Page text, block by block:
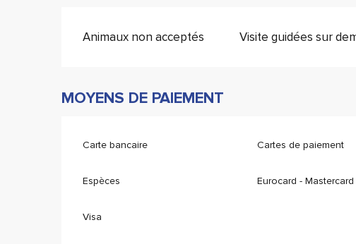
Animaux non acceptés Visite guidées sur
MOYENS DE PAIEMENT
Carte bancaire Cartes de paiement
Espèces Eurocard - Mastercard
Visa